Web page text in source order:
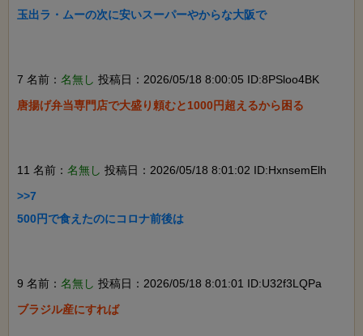
玉出ラ・ムーの次に安いスーパーやからな大阪で
7 名前： 名無し 投稿日：2026/05/18 8:00:05 ID:8PSloo4BK
唐揚げ弁当専門店で大盛り頼むと1000円超えるから困る
11 名前： 名無し 投稿日：2026/05/18 8:01:02 ID:HxnsemElh
>>7
500円で食えたのにコロナ前後は
9 名前： 名無し 投稿日：2026/05/18 8:01:01 ID:U32f3LQPa
ブラジル産にすれば